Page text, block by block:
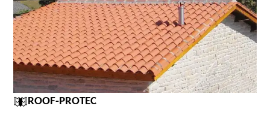
ROOF-PROTEC